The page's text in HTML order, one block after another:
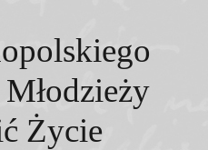
Życie